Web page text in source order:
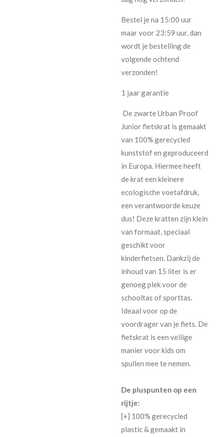
Bestel je na 15:00 uur
maar voor 23:59 uur, dan
wordt je bestelling de
volgende ochtend
verzonden!
1 jaar garantie
De zwarte Urban Proof
Junior fietskrat is gemaakt
van 100% gerecycled
kunststof en geproduceerd
in Europa. Hiermee heeft
de krat een kleinere
ecologische voetafdruk,
een verantwoorde keuze
dus! Deze kratten zijn klein
van formaat, speciaal
geschikt voor
kinderfietsen. Dankzij de
inhoud van 15 liter is er
genoeg plek voor de
schooltas of sporttas.
Ideaal voor op de
voordrager van je fiets. De
fietskrat is een veilige
manier voor kids om
spullen mee te nemen.
De pluspunten op een
rijtje:
[+] 100% gerecycled
plastic & gemaakt in